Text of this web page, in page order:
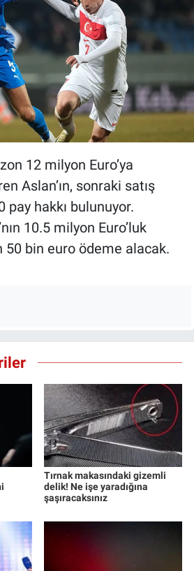
12 milyon Euro’ya
Aslan’ın, sonraki satış
pay hakkı bulunuyor.
10.5 milyon Euro’luk
50 bin euro ödeme alacak.
Tırnak makasındaki gizemli
delik! Ne işe yaradığına
şaşıracaksınız